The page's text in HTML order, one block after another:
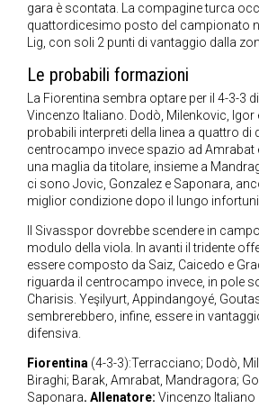
gara è scontata. La compagine turca
quattordicesimo posto del campionato
Lig, con soli 2 punti di vantaggio dalla
Le probabili formazioni
La Fiorentina sembra optare per il 4-3-3
Vincenzo Italiano. Dodò, Milenkovic, Igor
probabili interpreti della linea a quattro di
centrocampo invece spazio ad Amrabat
una maglia da titolare, insieme a
ci sono Jovic, Gonzalez e Saponara,
miglior condizione dopo il lungo
Il Sivasspor dovrebbe scendere in
modulo della viola. In avanti il tridente
essere composto da Saiz, Caicedo e
riguarda il centrocampo invece, in pole
Charisis. Yeşilyurt, Appindangoyé,
sembrerebbero, infine, essere in
difensiva.
Fiorentina (4-3-3):Terracciano; Dodò,
Biraghi; Barak, Amrabat, Mandragora;
Saponara. Allenatore: Vincenzo Italiano